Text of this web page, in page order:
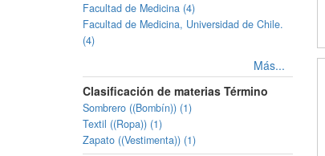
Facultad de Medicina (4)
Facultad de Medicina, Universidad de Chile.
(4)
Más...
Clasificación de materias Término
Sombrero ((Bombín)) (1)
Textil ((Ropa)) (1)
Zapato ((Vestimenta)) (1)